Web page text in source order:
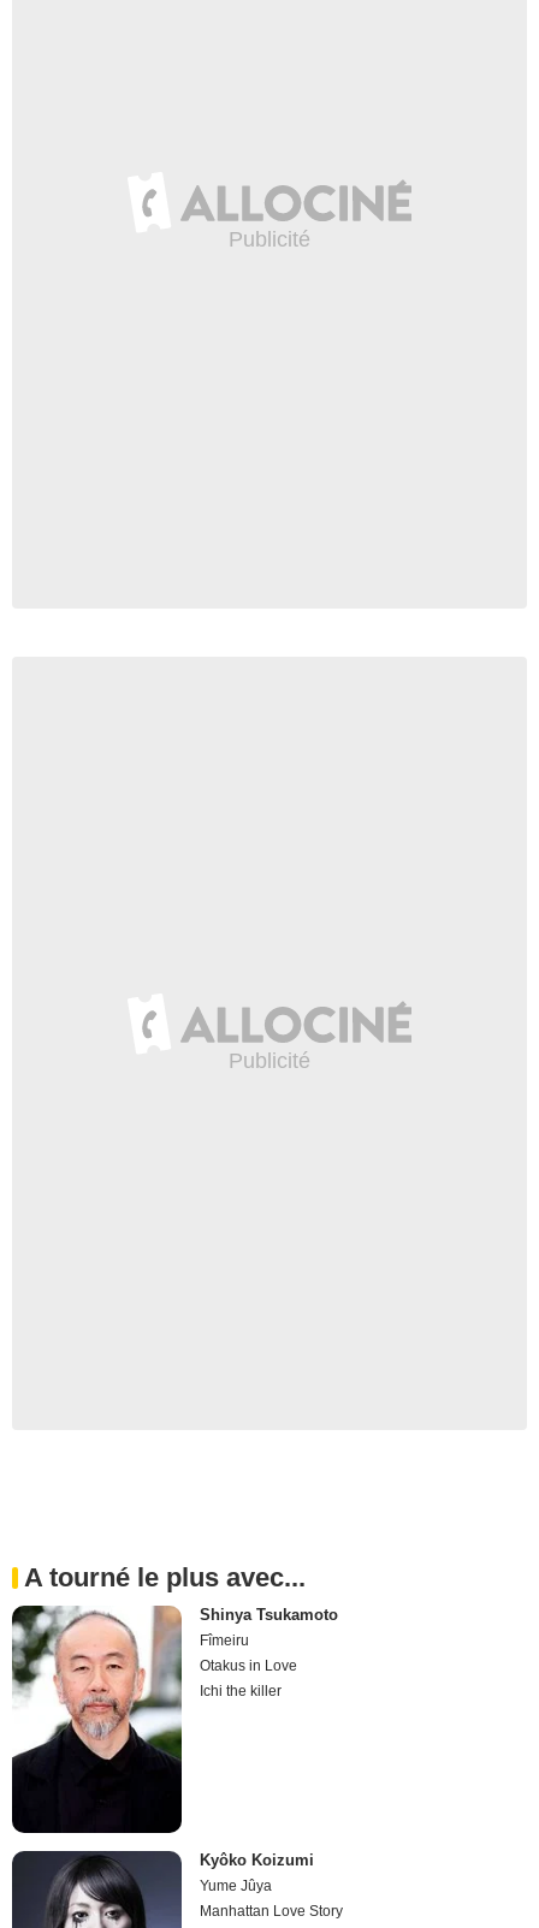
A tourné le plus avec...
Shinya Tsukamoto
Fîmeiru
Otakus in Love
Ichi the killer
Kyôko Koizumi
Yume Jûya
Manhattan Love Story